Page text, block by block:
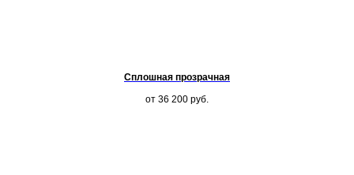
Сплошная прозрачная
от 36 200 руб.